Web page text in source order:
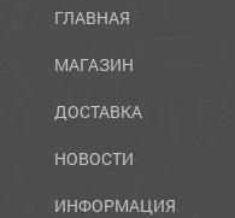
ГЛАВНАЯ
МАГАЗИН
ДОСТАВКА
НОВОСТИ
ИНФОРМАЦИЯ